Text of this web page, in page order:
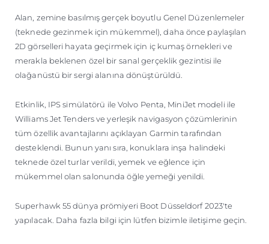
Alan, zemine basılmış gerçek boyutlu Genel Düzenlemeler
(teknede gezinmek için mükemmel), daha önce paylaşılan
2D görselleri hayata geçirmek için iç kumaş örnekleri ve
merakla beklenen özel bir sanal gerçeklik gezintisi ile
olağanüstü bir sergi alanına dönüştürüldü.
Etkinlik, IPS simülatörü ile Volvo Penta, MiniJet modeli ile
Williams Jet Tenders ve yerleşik navigasyon çözümlerinin
tüm özellik avantajlarını açıklayan Garmin tarafından
desteklendi. Bunun yanı sıra, konuklara inşa halindeki
teknede özel turlar verildi, yemek ve eğlence için
mükemmel olan salonunda öğle yemeği yenildi.
Superhawk 55 dünya prömiyeri Boot Düsseldorf 2023'te
yapılacak. Daha fazla bilgi için lütfen bizimle iletişime geçin.